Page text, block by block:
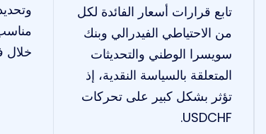
تابع قرارات أسعار الفائدة لكل
من الاحتياطي الفيدرالي وبنك
سويسرا الوطني والتحديثات
المتعلقة بالسياسة النقدية، إذ
تؤثر بشكل كبير على تحركات
USDCHF.
خلال